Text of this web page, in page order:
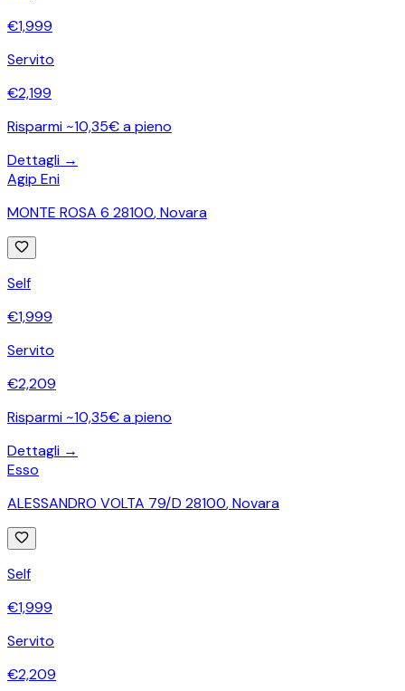
€1,999
Servito
€2,199
Risparmi ~10,35€ a pieno
Dettagli →
Agip Eni
MONTE ROSA 6 28100,Novara
Self
€1,999
Servito
€2,209
Risparmi ~10,35€ a pieno
Dettagli →
Esso
ALESSANDRO VOLTA 79/D 28100,Novara
Self
€1,999
Servito
€2,209